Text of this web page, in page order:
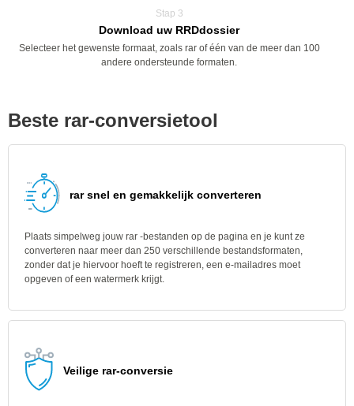
Stap 3
Download uw RRDdossier
Selecteer het gewenste formaat, zoals rar of één van de meer dan 100
andere ondersteunde formaten.
Beste rar-conversietool
rar snel en gemakkelijk converteren
Plaats simpelweg jouw rar -bestanden op de pagina en je kunt ze
converteren naar meer dan 250 verschillende bestandsformaten,
zonder dat je hiervoor hoeft te registreren, een e-mailadres moet
opgeven of een watermerk krijgt.
Veilige rar-conversie